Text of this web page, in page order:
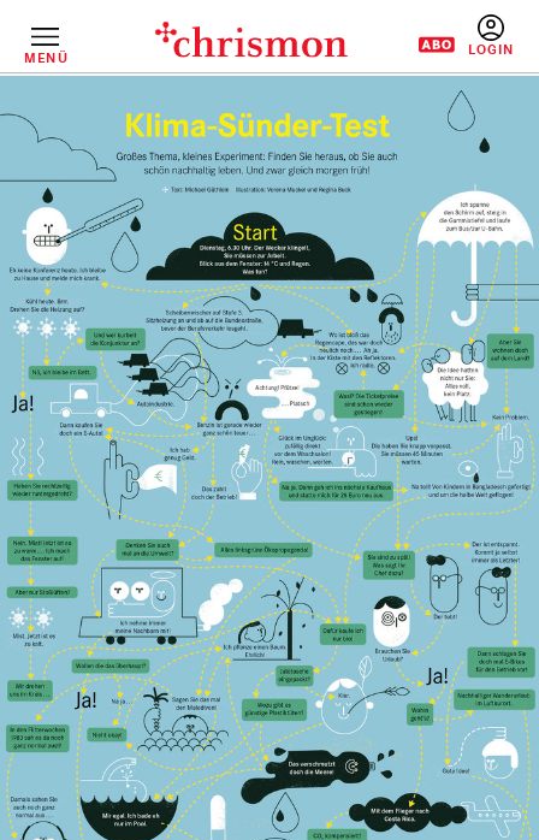
InhaltMENÜ